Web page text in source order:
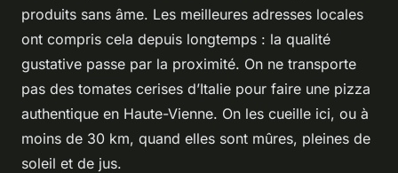
produits sans âme. Les meilleures adresses locales
ont compris cela depuis longtemps : la qualité
gustative passe par la proximité. On ne transporte
pas des tomates cerises d’Italie pour faire une pizza
authentique en Haute-Vienne. On les cueille ici, ou à
moins de 30 km, quand elles sont mûres, pleines de
soleil et de jus.